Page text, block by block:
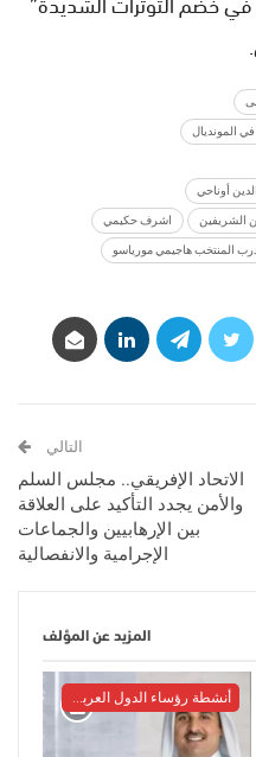
المونديال
أوناحي
الشريفين اشرف حكيمي
مدرب المنتخب هاجيمي مورياسو
التالي
الاتحاد الإفريقي.. مجلس السلم
والأمن يجدد التأكيد على العلاقة
بين الإرهابيين والجماعات
الإجرامية والانفصالية
المزيد عن المؤلف